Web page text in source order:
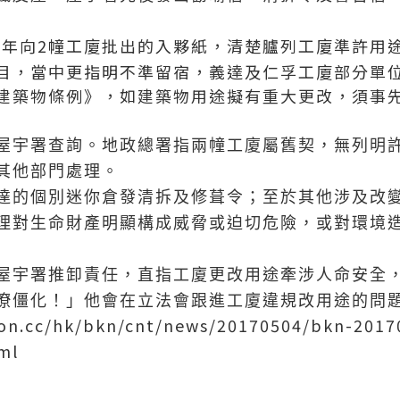
向2幢工廈批出的入夥紙，清楚臚列工廈準許用
，當中更指明不準留宿，義達及仁孚工廈部分單
築物條例》，如建築物用途擬有重大更改，須事
宇署查詢。地政總署指兩幢工廈屬舊契，無列明
他部門處理。
的個別迷你倉發清拆及修葺令；至於其他涉及改
對生命財產明顯構成威脅或迫切危險，或對環境
宇署推卸責任，直指工廈更改用途牽涉人命安全
僵化！」他會在立法會跟進工廈違規改用途的問
hk/bkn/cnt/news/20170504/bkn-